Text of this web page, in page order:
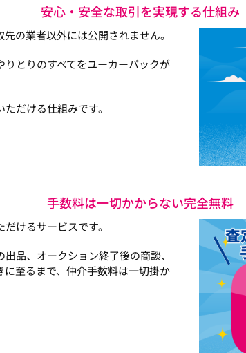
安心・安全な取引を実現する仕組み
の業者以外には公開されません。
とりのすべてをユーカーパックが
だける仕組みです。
手数料は一切かからない完全無料
けるサービスです。
品、オークション終了後の商談、
至るまで、仲介手数料は一切掛か